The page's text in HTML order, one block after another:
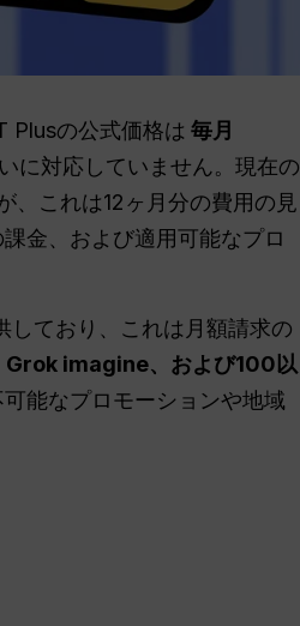
Plusの公式価格は 毎月
に対応していません。現在の
、これは12ヶ月分の費用の見
金、および適用可能なプロ
ており、これは月額請求の
imagine、および100以
能なプロモーションや地域